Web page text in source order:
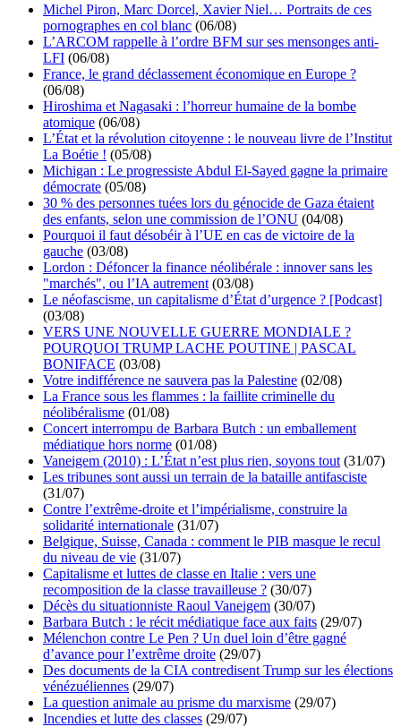
Michel Piron, Marc Dorcel, Xavier Niel… Portraits de ces
pornographes en col blanc (06/08)
L’ARCOM rappelle à l’ordre BFM sur ses mensonges anti-
LFI (06/08)
France, le grand déclassement économique en Europe ?
(06/08)
Hiroshima et Nagasaki : l’horreur humaine de la bombe
atomique (06/08)
L’État et la révolution citoyenne : le nouveau livre de l’Institut
La Boétie ! (05/08)
Michigan : Le progressiste Abdul El-Sayed gagne la primaire
démocrate (05/08)
30 % des personnes tuées lors du génocide de Gaza étaient
des enfants, selon une commission de l’ONU (04/08)
Pourquoi il faut désobéir à l’UE en cas de victoire de la
gauche (03/08)
Lordon : Défoncer la finance néolibérale : innover sans les
"marchés", ou l’IA autrement (03/08)
Le néofascisme, un capitalisme d’État d’urgence ? [Podcast]
(03/08)
VERS UNE NOUVELLE GUERRE MONDIALE ?
POURQUOI TRUMP LACHE POUTINE | PASCAL
BONIFACE (03/08)
Votre indifférence ne sauvera pas la Palestine (02/08)
La France sous les flammes : la faillite criminelle du
néolibéralisme (01/08)
Concert interrompu de Barbara Butch : un emballement
médiatique hors norme (01/08)
Vaneigem (2010) : L’État n’est plus rien, soyons tout (31/07)
Les tribunes sont aussi un terrain de la bataille antifasciste
(31/07)
Contre l’extrême-droite et l’impérialisme, construire la
solidarité internationale (31/07)
Belgique, Suisse, Canada : comment le PIB masque le recul
du niveau de vie (31/07)
Capitalisme et luttes de classe en Italie : vers une
recomposition de la classe travailleuse ? (30/07)
Décès du situationniste Raoul Vaneigem (30/07)
Barbara Butch : le récit médiatique face aux faits (29/07)
Mélenchon contre Le Pen ? Un duel loin d’être gagné
d’avance pour l’extrême droite (29/07)
Des documents de la CIA contredisent Trump sur les élections
vénézuéliennes (29/07)
La question animale au prisme du marxisme (29/07)
Incendies et lutte des classes (29/07)